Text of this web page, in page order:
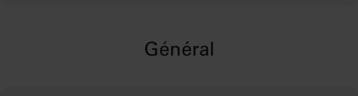
Général